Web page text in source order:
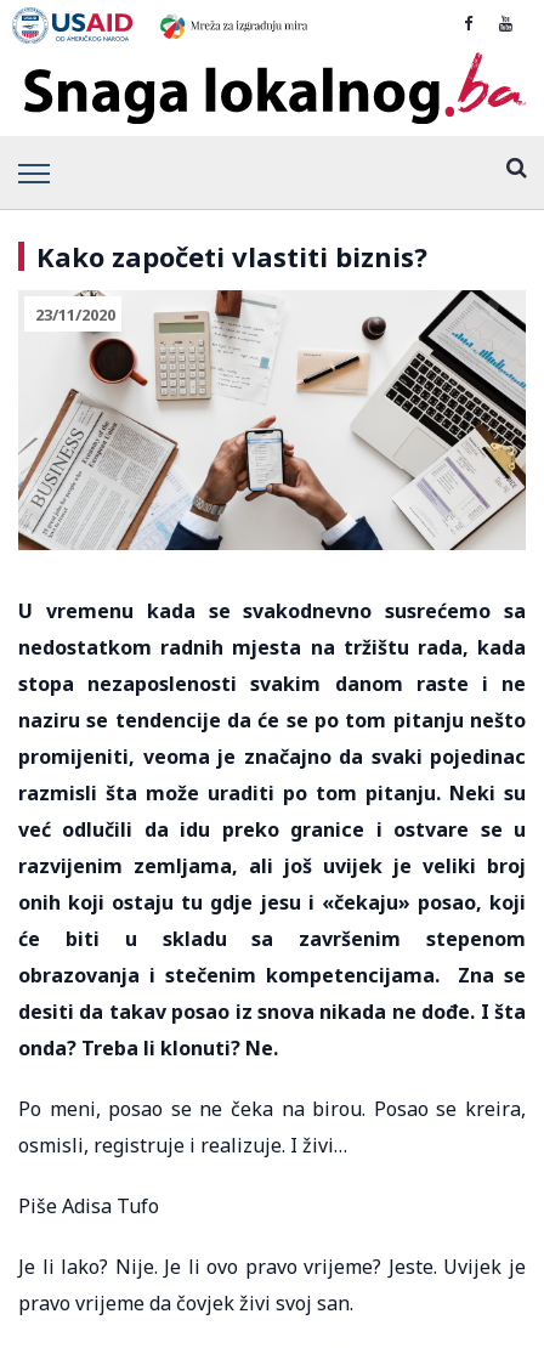
Kako započeti vlastiti biznis?
23/11/2020
U vremenu kada se svakodnevno susrećemo sa
nedostatkom radnih mjesta na tržištu rada, kada
stopa nezaposlenosti svakim danom raste i ne
naziru se tendencije da će se po tom pitanju nešto
promijeniti, veoma je značajno da svaki pojedinac
razmisli šta može uraditi po tom pitanju. Neki su
već odlučili da idu preko granice i ostvare se u
razvijenim zemljama, ali još uvijek je veliki broj
onih koji ostaju tu gdje jesu i «čekaju» posao, koji
će biti u skladu sa završenim stepenom
obrazovanja i stečenim kompetencijama. Zna se
desiti da takav posao iz snova nikada ne dođe. I šta
onda? Treba li klonuti? Ne.
Po meni, posao se ne čeka na birou. Posao se kreira,
osmisli, registruje i realizuje. I živi…
Piše Adisa Tufo
Je li lako? Nije. Je li ovo pravo vrijeme? Jeste. Uvijek je
pravo vrijeme da čovjek živi svoj san.